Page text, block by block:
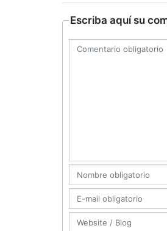
Escriba aquí su